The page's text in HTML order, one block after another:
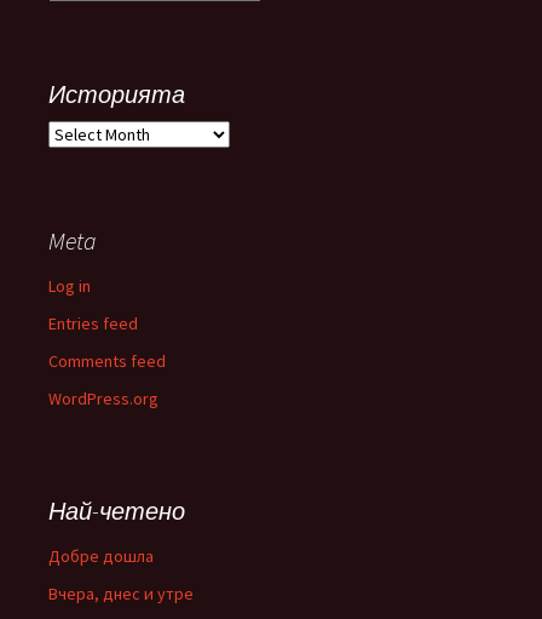
Историята
Историята
Meta
Log in
Entries feed
Comments feed
WordPress.org
Най-четено
Добре дошла
Вчера, днес и утре